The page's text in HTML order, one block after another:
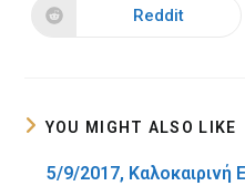
new
window
Opens
Reddit
YOU MIGHT ALSO LIKE
5/9/2017, Καλοκαιρινή